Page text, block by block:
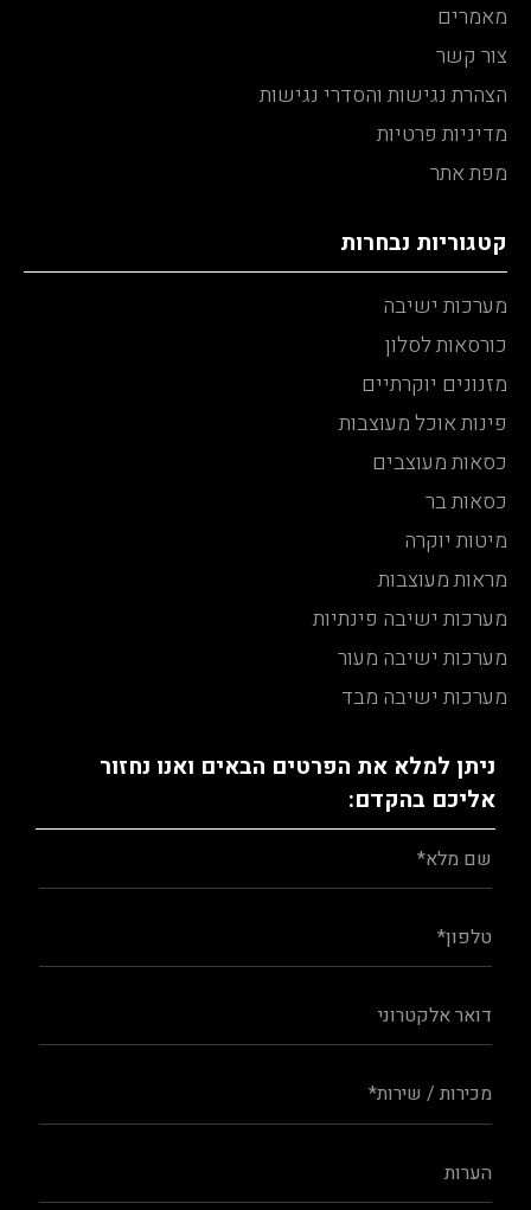
מאמרים
צור קשר
הצהרת נגישות והסדרי נגישות
מדיניות פרטיות
מפת אתר
קטגוריות נבחרות
מערכות ישיבה
כורסאות לסלון
מזנונים יוקרתיים
פינות אוכל מעוצבות
כסאות מעוצבים
כסאות בר
מיטות יוקרה
מראות מעוצבות
מערכות ישיבה פינתיות
מערכות ישיבה מעור
מערכות ישיבה מבד
ניתן למלא את הפרטים הבאים ואנו נחזור
אליכם בהקדם: